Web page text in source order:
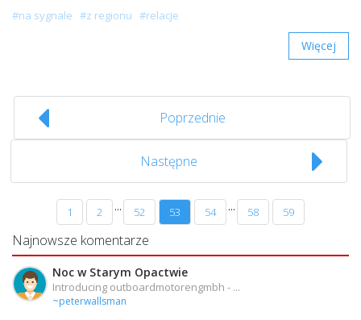
#na sygnale #z regionu #relacje
Więcej
Poprzednie
Następne
1 2 ... 52 53 54 ... 58 59
Najnowsze komentarze
Noc w Starym Opactwie
Introducing outboardmotorengmbh - ...
~peterwallsman